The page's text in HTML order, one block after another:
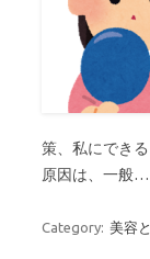
策、私にでき
原因は、一般…
Category: 美容